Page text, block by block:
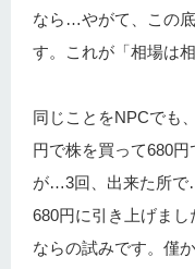
なら…やがて、この
す。これが「相場は
同じことをNPCでも
円で株を買って680
が…3回、出来た所で
680円に引き上げま
ならの試みです。僅